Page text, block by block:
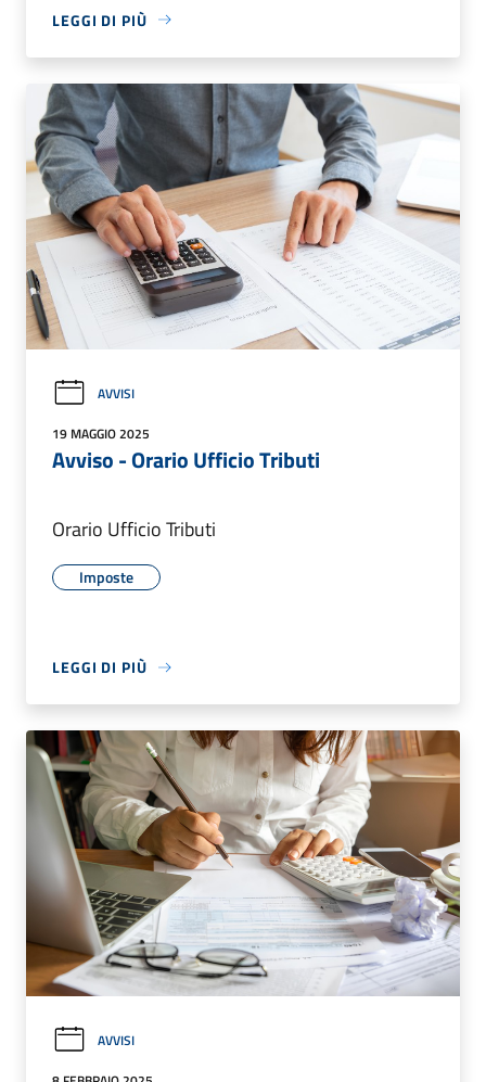
LEGGI DI PIÙ
AVVISI
19 MAGGIO 2025
Avviso - Orario Ufficio Tributi
Orario Ufficio Tributi
Imposte
LEGGI DI PIÙ
AVVISI